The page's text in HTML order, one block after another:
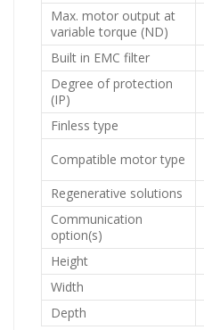
Max. motor output at
variable torque (ND)
Built in EMC filter
Degree of protection
(IP)
Finless type
Compatible motor type
Regenerative solutions
Communication
option(s)
Height
Width
Depth